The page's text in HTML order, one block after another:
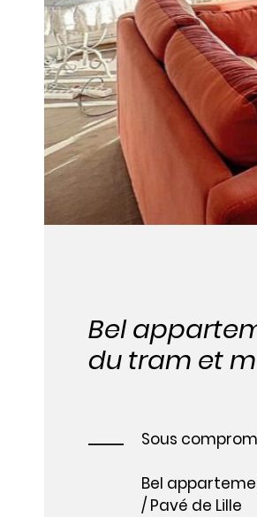
Bel
du tram et
Sous
Bel
/ Pavé de Lille